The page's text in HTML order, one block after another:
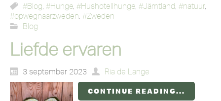
#Blog, #Hunge, #Hushotellhunge, #Jämtland, #natuur,
#opwegnaarzweden, #Zweden
Blog
Liefde ervaren
3 september 2023 Ria de Lange
CONTINUE READING...